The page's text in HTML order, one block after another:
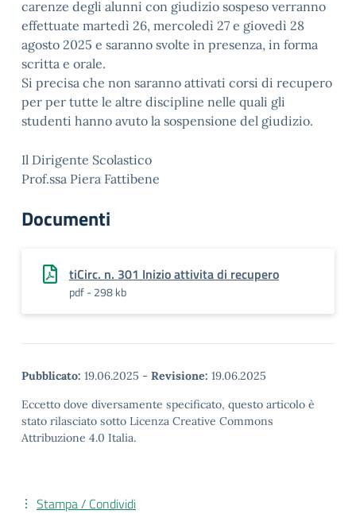
carenze degli alunni con giudizio sospeso verranno
effettuate martedì 26, mercoledì 27 e giovedì 28
agosto 2025 e saranno svolte in presenza, in forma
scritta e orale.
Si precisa che non saranno attivati corsi di recupero
per per tutte le altre discipline nelle quali gli
studenti hanno avuto la sospensione del giudizio.
Il Dirigente Scolastico
Prof.ssa Piera Fattibene
Documenti
tiCirc. n. 301 Inizio attivita di recupero
pdf - 298 kb
Pubblicato: 19.06.2025 - Revisione: 19.06.2025
Eccetto dove diversamente specificato, questo articolo è
stato rilasciato sotto Licenza Creative Commons
Attribuzione 4.0 Italia.
Stampa / Condividi